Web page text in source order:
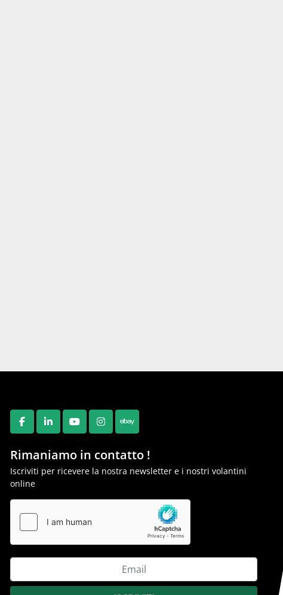
FACEBOOK
LINKEDINYOUTUBEINSTAGRAM
EBAY
Rimaniamo in contatto !
Iscriviti per ricevere la nostra newsletter e i nostri volantini
online